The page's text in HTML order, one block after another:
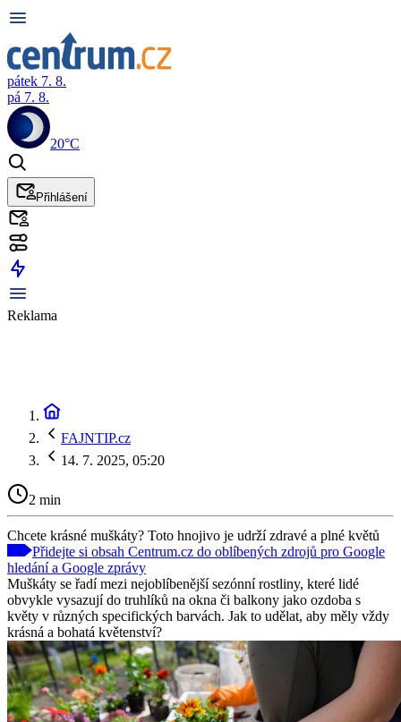
pátek 7. 8.
pá 7. 8.
20°C
Přihlášení
Reklama
FAJNTIP.cz
14. 7. 2025, 05:20
2 min
Chcete krásné muškáty? Toto hnojivo je udrží zdravé a plné květů
Přidejte si obsah Centrum.cz do oblíbených zdrojů pro Google
hledání a Google zprávy
Muškáty se řadí mezi nejoblíbenější sezónní rostliny, které lidé
obvykle vysazují do truhlíků na okna či balkony jako ozdoba s
květy v různých specifických barvách. Jak to udělat, aby měly vždy
krásná a bohatá květenství?